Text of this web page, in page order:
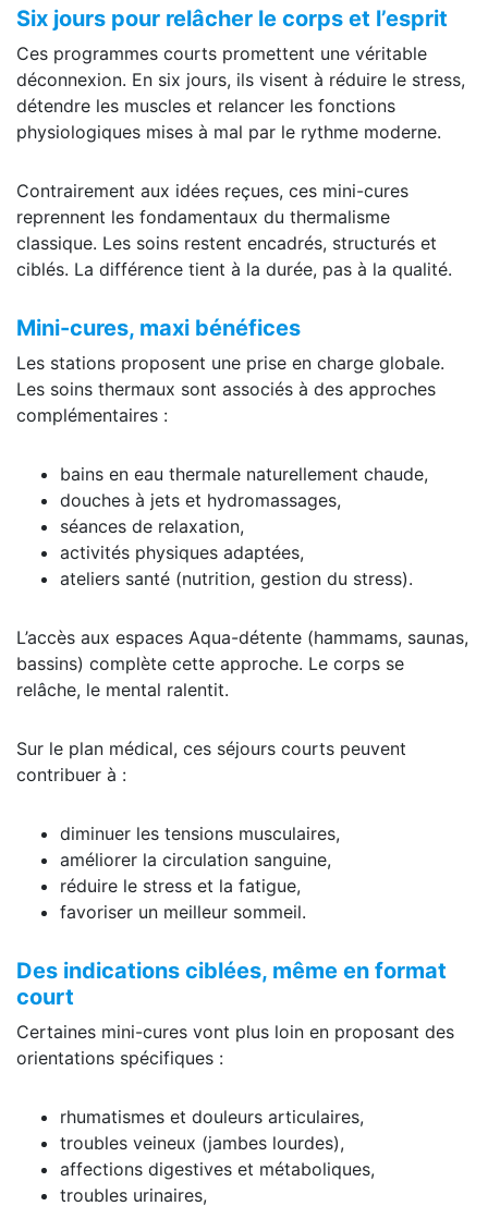
Six jours pour relâcher le corps et l’esprit
Ces programmes courts promettent une véritable
déconnexion. En six jours, ils visent à réduire le stress,
détendre les muscles et relancer les fonctions
physiologiques mises à mal par le rythme moderne.
Contrairement aux idées reçues, ces mini-cures
reprennent les fondamentaux du thermalisme
classique. Les soins restent encadrés, structurés et
ciblés. La différence tient à la durée, pas à la qualité.
Mini-cures, maxi bénéfices
Les stations proposent une prise en charge globale.
Les soins thermaux sont associés à des approches
complémentaires :
bains en eau thermale naturellement chaude,
douches à jets et hydromassages,
séances de relaxation,
activités physiques adaptées,
ateliers santé (nutrition, gestion du stress).
L’accès aux espaces Aqua-détente (hammams, saunas,
bassins) complète cette approche. Le corps se
relâche, le mental ralentit.
Sur le plan médical, ces séjours courts peuvent
contribuer à :
diminuer les tensions musculaires,
améliorer la circulation sanguine,
réduire le stress et la fatigue,
favoriser un meilleur sommeil.
Des indications ciblées, même en format
court
Certaines mini-cures vont plus loin en proposant des
orientations spécifiques :
rhumatismes et douleurs articulaires,
troubles veineux (jambes lourdes),
affections digestives et métaboliques,
troubles urinaires,